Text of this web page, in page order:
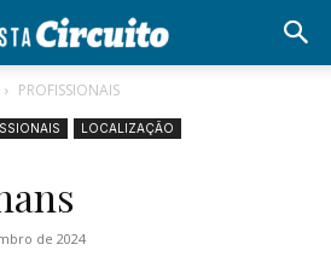
PROFISSIONAIS
LOCALIZAÇÃO
de 2024